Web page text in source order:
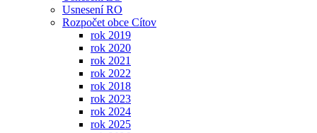
Usnesení RO
Rozpočet obce Cítov
rok 2019
rok 2020
rok 2021
rok 2022
rok 2018
rok 2023
rok 2024
rok 2025